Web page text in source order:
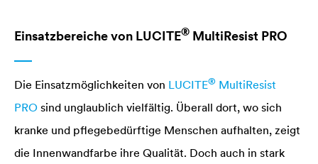
Einsatzbereiche von LUCITE® MultiResist PRO
Die Einsatzmöglichkeiten von LUCITE® MultiResist
PRO sind unglaublich vielfältig. Überall dort, wo sich
kranke und pflegebedürftige Menschen aufhalten, zeigt
die Innenwandfarbe ihre Qualität. Doch auch in stark